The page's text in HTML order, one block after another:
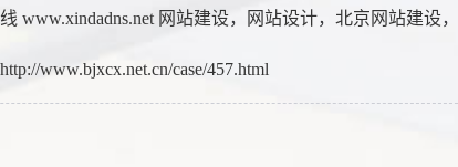
www.xindadns.net 网站建设， 网站设计， 北京网站建设，
http://www.bjxcx.net.cn/case/457.html